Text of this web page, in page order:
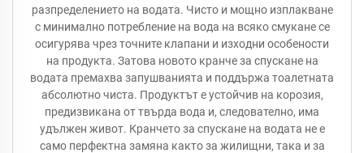
разпределението на водата. Чисто и мощно изплакване
с минимално потребление на вода на всяко смукане се
осигурява чрез точните клапани и изходни особености
на продукта. Затова новото кранче за спускане на
водата премахва запушванията и поддържа тоалетната
абсолютно чиста. Продуктът е устойчив на корозия,
предизвикана от твърда вода и, следователно, има
удължен живот. Кранчето за спускане на водата не е
само перфектна замяна както за жилищни, така и за